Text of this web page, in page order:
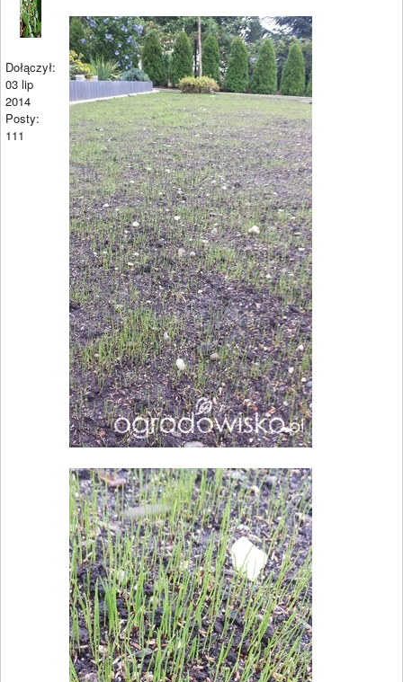
Dołączył:
03 lip
2014
Posty:
111